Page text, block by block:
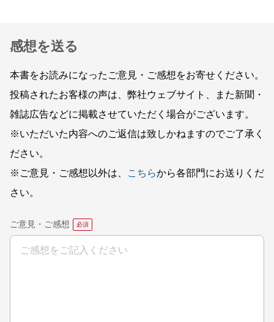
感想を送る
本書をお読みになったご意見・ご感想をお寄せください。
投稿されたお客様の声は、弊社ウェブサイト、また新聞・
雑誌広告などに掲載させていただく場合がございます。
※いただいた内容へのご返信は致しかねますのでご了承く
ださい。
※ご意見・ご感想以外は、
こちらから各部門にお送りくだ
さい。
ご意見・ご感想